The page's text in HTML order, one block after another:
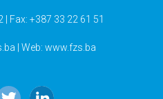
| Fax: +387 33 22 61 51
| Web: www.fzs.ba